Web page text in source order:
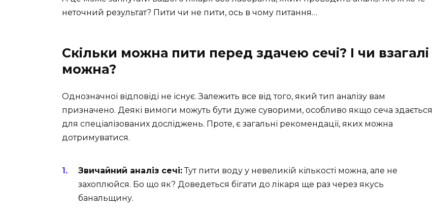
неточний результат? Пити чи не пити, ось в чому питання…
Скільки можна пити перед здачею сечі? І чи взагалі
можна?
Однозначної відповіді не існує. Залежить все від того, який тип аналізу вам
призначено. Деякі вимоги можуть бути дуже суворими, особливо якщо сеча здається
для спеціалізованих досліджень. Проте, є загальні рекомендації, яких можна
дотримуватися.
Звичайний аналіз сечі:Тут пити воду у невеликій кількості можна, але не
захоплюйся. Бо що як? Доведеться бігати до лікаря ще раз через якусь
банальщину.